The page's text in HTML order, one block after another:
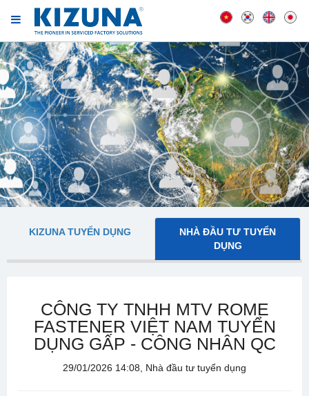
KIZUNA TUYỂN DỤNG
NHÀ ĐẦU TƯ TUYỂN
DỤNG
CÔNG TY TNHH MTV ROME
FASTENER VIỆT NAM TUYỂN
DỤNG GẤP - CÔNG NHÂN QC
29/01/2026 14:08, Nhà đầu tư tuyển dụng